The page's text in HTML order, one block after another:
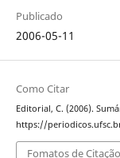
Publicado
2006-05-11
Como Citar
Editorial, C. (2006).
https://
Fomatos de Citação